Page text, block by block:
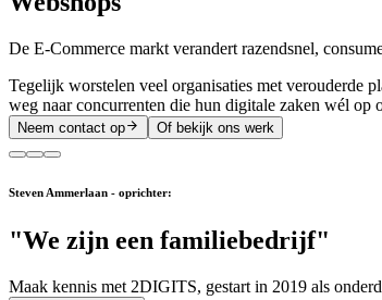
De E-Commerce markt verandert razendsnel,
Tegelijk worstelen veel organisaties met verouderde
weg naar concurrenten die hun digitale zaken wél op
Neem contact op Of bekijk ons werk
Steven Ammerlaan - oprichter:
"We zijn een familiebedrijf"
Maak kennis met 2DIGITS, gestart in 2019 als